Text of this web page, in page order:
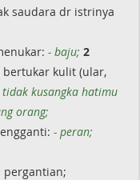
saudara dr istrinya
- baju; 2
bertukar kulit (ular,
tidak kusangka hatimu
orang;
- peran;
pergantian;